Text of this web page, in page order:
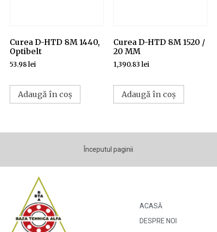
Curea D-HTD 8M 1440,
Optibelt
53.98lei
Adaugă în coș
Curea D-HTD 8M 1520 /
20 MM
1,390.83 lei
Adaugă în coș
Începutul paginii
ACASĂ
DESPRE NOI